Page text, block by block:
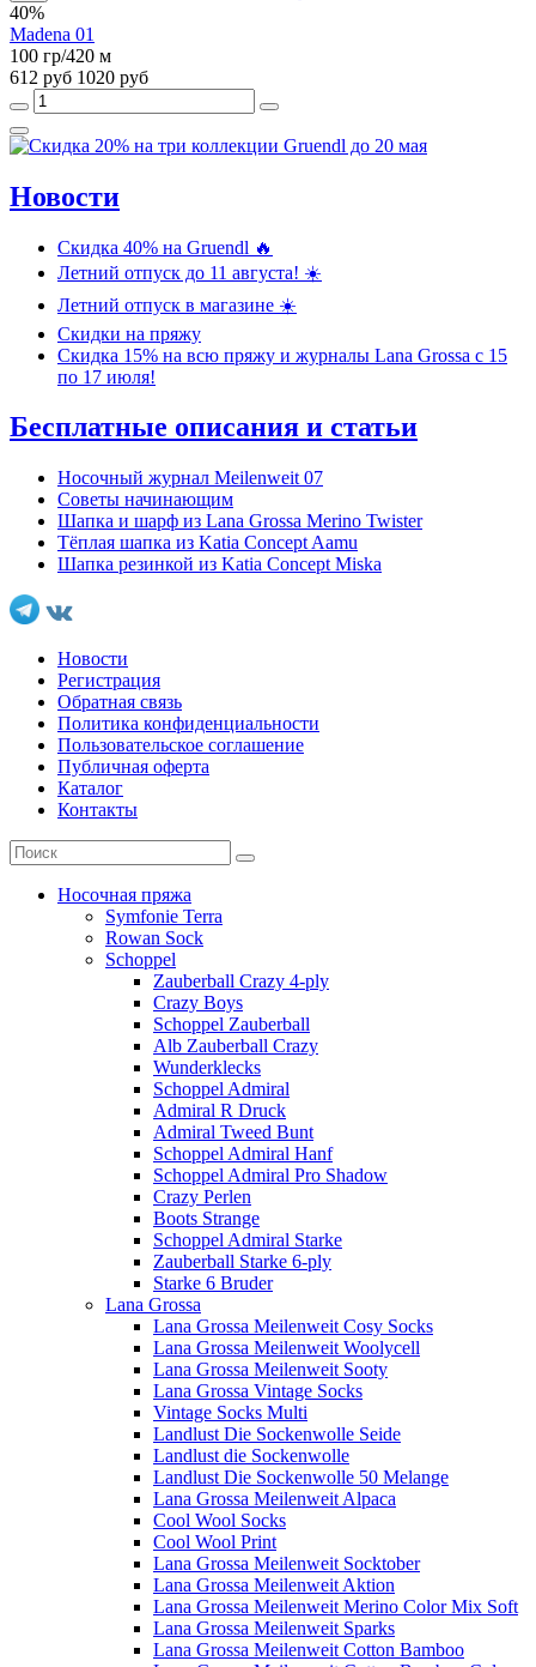
40%
Madena 01
100 гр/420 м
612 руб 1020 руб
Новости
Скидка 40% на Gruendl 🔥
Летний отпуск до 11 августа! ☀️
Летний отпуск в магазине ☀️
Скидки на пряжу
Скидка 15% на всю пряжу и журналы Lana Grossa c 15
по 17 июля!
Бесплатные описания и статьи
Носочный журнал Meilenweit 07
Советы начинающим
Шапка и шарф из Lana Grossa Merino Twister
Тёплая шапка из Katia Concept Aamu
Шапка резинкой из Katia Concept Miska
Новости
Регистрация
Обратная связь
Политика конфиденциальности
Пользовательское соглашение
Публичная оферта
Каталог
Контакты
Носочная пряжа
Symfonie Terra
Rowan Sock
Schoppel
Zauberball Crazy 4-ply
Crazy Boys
Schoppel Zauberball
Alb Zauberball Crazy
Wunderklecks
Schoppel Admiral
Admiral R Druck
Admiral Tweed Bunt
Schoppel Admiral Hanf
Schoppel Admiral Pro Shadow
Crazy Perlen
Boots Strange
Schoppel Admiral Starke
Zauberball Starke 6-ply
Starke 6 Bruder
Lana Grossa
Lana Grossa Meilenweit Cosy Socks
Lana Grossa Meilenweit Woolycell
Lana Grossa Meilenweit Sooty
Lana Grossa Vintage Socks
Vintage Socks Multi
Landlust Die Sockenwolle Seide
Landlust die Sockenwolle
Landlust Die Sockenwolle 50 Melange
Lana Grossa Meilenweit Alpaca
Cool Wool Socks
Cool Wool Print
Lana Grossa Meilenweit Socktober
Lana Grossa Meilenweit Aktion
Lana Grossa Meilenweit Merino Color Mix Soft
Lana Grossa Meilenweit Sparks
Lana Grossa Meilenweit Cotton Bamboo